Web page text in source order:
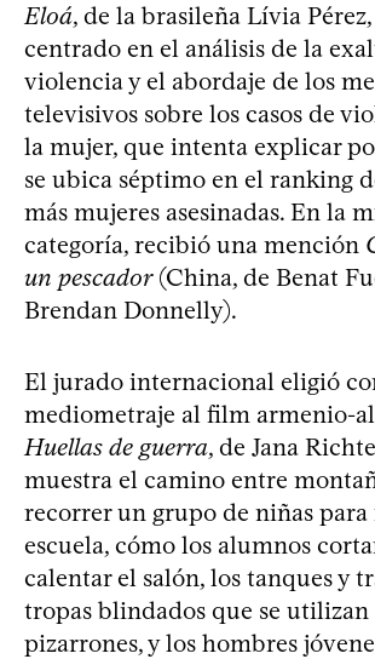
Eloá, de la brasileña Lívia
centrado en el análisis de la
violencia y el abordaje de los
televisivos sobre los casos de
la mujer, que intenta explicar
se ubica séptimo en el ranking
más mujeres asesinadas. En la
categoría, recibió una mención
un pescador(China, de Benat
Brendan Donnelly).
El jurado internacional eligió
mediometraje al film armenio-
Huellas de guerra, de Jana
muestra el camino entre
recorrer un grupo de niñas para
escuela, cómo los alumnos
calentar el salón, los tanques y
tropas blindados que se utilizan
pizarrones, y los hombres